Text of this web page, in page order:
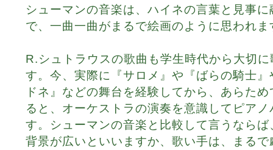
シューマンの音楽は、ハイネの言葉と見事
で、一曲一曲がまるで絵画のように思われま
R.シュトラウスの歌曲も学生時代から大切
す。今、実際に『サロメ』や『ばらの騎士
ドネ』などの舞台を経験してから、あらた
ると、オーケストラの演奏を意識してピア
す。シューマンの音楽と比較して言うなら
背景が広いといいますか、歌い手は、まる